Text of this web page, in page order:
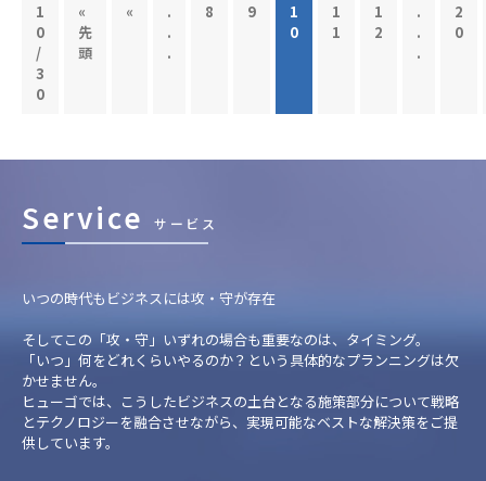
1
0
/
3
0
«
先
頭
«
.
.
.
8 9
1
0
1
1
1
2
.
.
.
2
0
Service サービス
いつの時代もビジネスには攻・守が存在
そしてこの「攻・守」いずれの場合も重要なのは、タイミング。
「いつ」何をどれくらいやるのか？という具体的なプランニングは欠
かせません。
ヒューゴでは、こうしたビジネスの土台となる施策部分について戦略
とテクノロジーを融合させながら、実現可能なベストな解決策をご提
供しています。